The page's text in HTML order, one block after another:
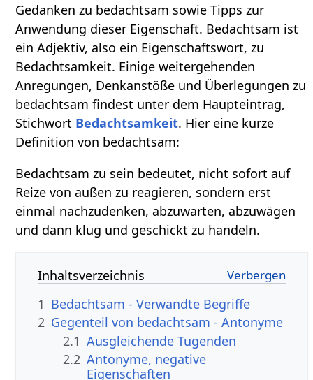
Gedanken zu bedachtsam sowie Tipps zur
Anwendung dieser Eigenschaft. Bedachtsam ist
ein Adjektiv, also ein Eigenschaftswort, zu
Bedachtsamkeit. Einige weitergehenden
Anregungen, Denkanstöße und Überlegungen zu
bedachtsam findest unter dem Haupteintrag,
Stichwort Bedachtsamkeit. Hier eine kurze
Definition von bedachtsam:
Bedachtsam zu sein bedeutet, nicht sofort auf
Reize von außen zu reagieren, sondern erst
einmal nachzudenken, abzuwarten, abzuwägen
und dann klug und geschickt zu handeln.
Inhaltsverzeichnis
1 Bedachtsam - Verwandte Begriffe
2 Gegenteil von bedachtsam - Antonyme
2.1 Ausgleichende Tugenden
2.2 Antonyme, negative
Eigenschaften